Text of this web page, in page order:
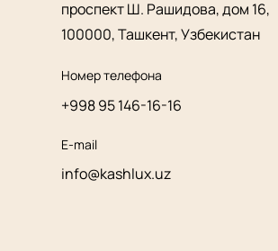
проспект Ш. Рашидова, дом 16,
100000, Ташкент, Узбекистан
Номер телефона
+998 95 146-16-16
E-mail
info@kashlux.uz